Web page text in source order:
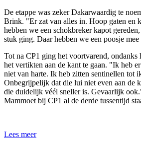
De etappe was zeker Dakarwaardig te
Brink. "Er zat van alles in. Hoop gaten en
hebben we een schokbreker kapot
stuk ging. Daar hebben we een poosje mee
Tot na CP1 ging het voortvarend, ondanks
het vertikten aan de kant te gaan. "Ik heb
niet van harte. Ik heb zitten sentinellen tot
Onbegrijpelijk dat die lui niet even aan de
die duidelijk véél sneller is. Gevaarlijk
Mammoet bij CP1 al de derde tussentijd
Lees meer